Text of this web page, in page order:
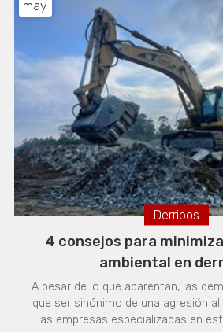
en Excavaciones H. Otero,
en proyectos de excavación y
Galicia, nos enfrentamos a la
casi continuamente. ¡Es
continuación! En qué se diferencian
excavadora Las
may
4 consejos para
ambiental en
Derribos
A pesar de lo que aparentan, las
que ser sinónimo de una agresión
las empresas especializadas en